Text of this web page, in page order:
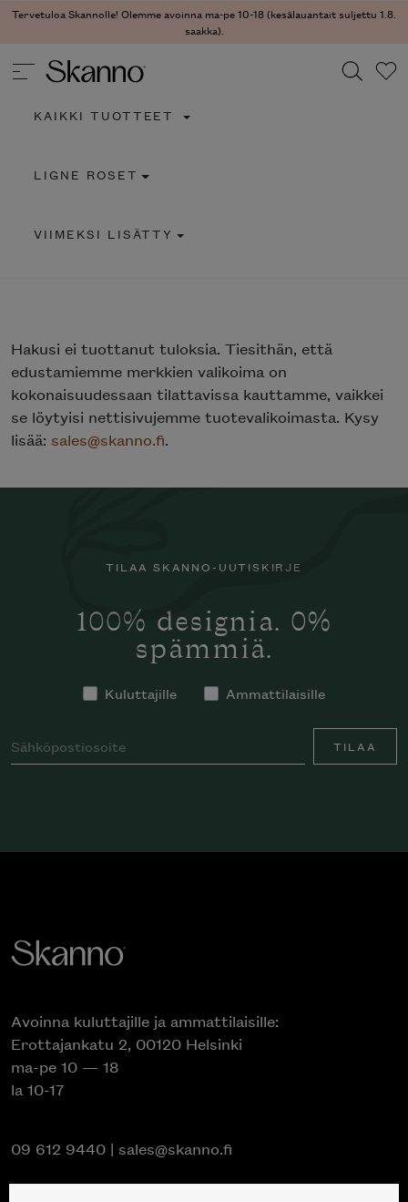
Tervetuloa Skannolle! Olemme avoinna ma-pe 10-18 (kesälauantait suljettu 1.8.
saakka).
Type 2 or more characters for results.
KAIKKI TUOTTEET
LIGNE ROSET
VIIMEKSI LISÄTTY
Hakusi ei tuottanut tuloksia. Tiesithän, että
edustamiemme merkkien valikoima on
kokonaisuudessaan tilattavissa kauttamme, vaikkei
se löytyisi nettisivujemme tuotevalikoimasta. Kysy
lisää: sales@skanno.fi.
TILAA SKANNO-UUTISKIRJE
100% designia. 0%
spämmiä.
Kuluttajille Ammattilaisille
TILAA
Avoinna kuluttajille ja ammattilaisille:
Erottajankatu 2, 00120 Helsinki
ma-pe 10 — 18
la 10-17
09 612 9440 | sales@skanno.fi